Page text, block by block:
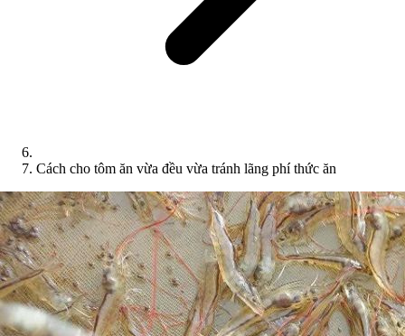
Cách cho tôm ăn vừa đều vừa tránh lãng phí thức ăn